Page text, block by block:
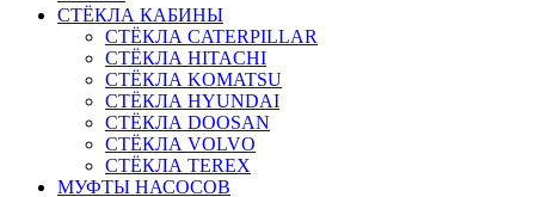
СТЁКЛА КАБИНЫ
СТЁКЛА CATERPILLAR
СТЁКЛА HITACHI
СТЁКЛА KOMATSU
СТЁКЛА HYUNDAI
СТЁКЛА DOOSAN
СТЁКЛА VOLVO
СТЁКЛА TEREX
МУФТЫ НАСОСОВ